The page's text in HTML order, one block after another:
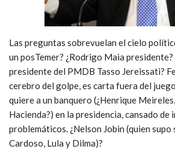
Las preguntas sobrevuelan el cielo
un posTemer? ¿Rodrigo Maia presidente?
presidente del PMDB Tasso Jereissati?
cerebro del golpe, es carta fuera del
quiere a un banquero (¿Henrique
Hacienda?) en la presidencia, cansado
problemáticos. ¿Nelson Jobin (quien
Cardoso, Lula y Dilma)?